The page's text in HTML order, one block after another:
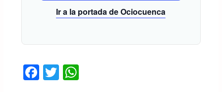
Ir a la portada de Ociocuenca
F T W